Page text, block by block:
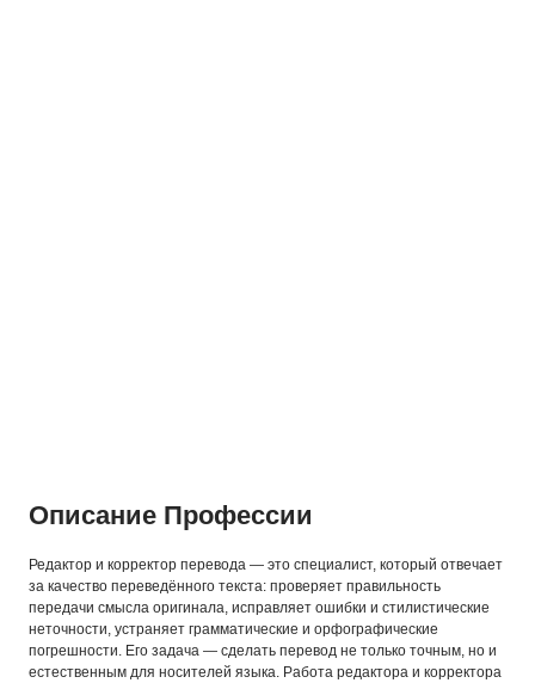
Описание Профессии
Редактор и корректор перевода — это специалист, который отвечает
за качество переведённого текста: проверяет правильность
передачи смысла оригинала, исправляет ошибки и стилистические
неточности, устраняет грамматические и орфографические
погрешности. Его задача — сделать перевод не только точным, но и
естественным для носителей языка. Работа редактора и корректора